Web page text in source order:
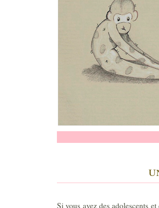
Si vous avez des adolescents